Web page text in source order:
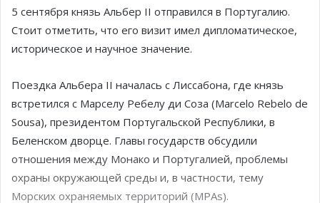
5 сентября князь Альбер II отправился в Португалию.
Стоит отметить, что его визит имел дипломатическое,
историческое и научное значение.
Поездка Альбера II началась с Лиссабона, где князь
встретился с Марселу Ребелу ди Соза (Marcelo Rebelo de
Sousa), президентом Португальской Республики, в
Беленском дворце. Главы государств обсудили
отношения между Монако и Португалией, проблемы
охраны окружающей среды и, в частности, тему
Морских охраняемых территорий (MPAs).